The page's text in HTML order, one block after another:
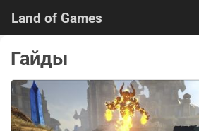
Land of Games
Гайды